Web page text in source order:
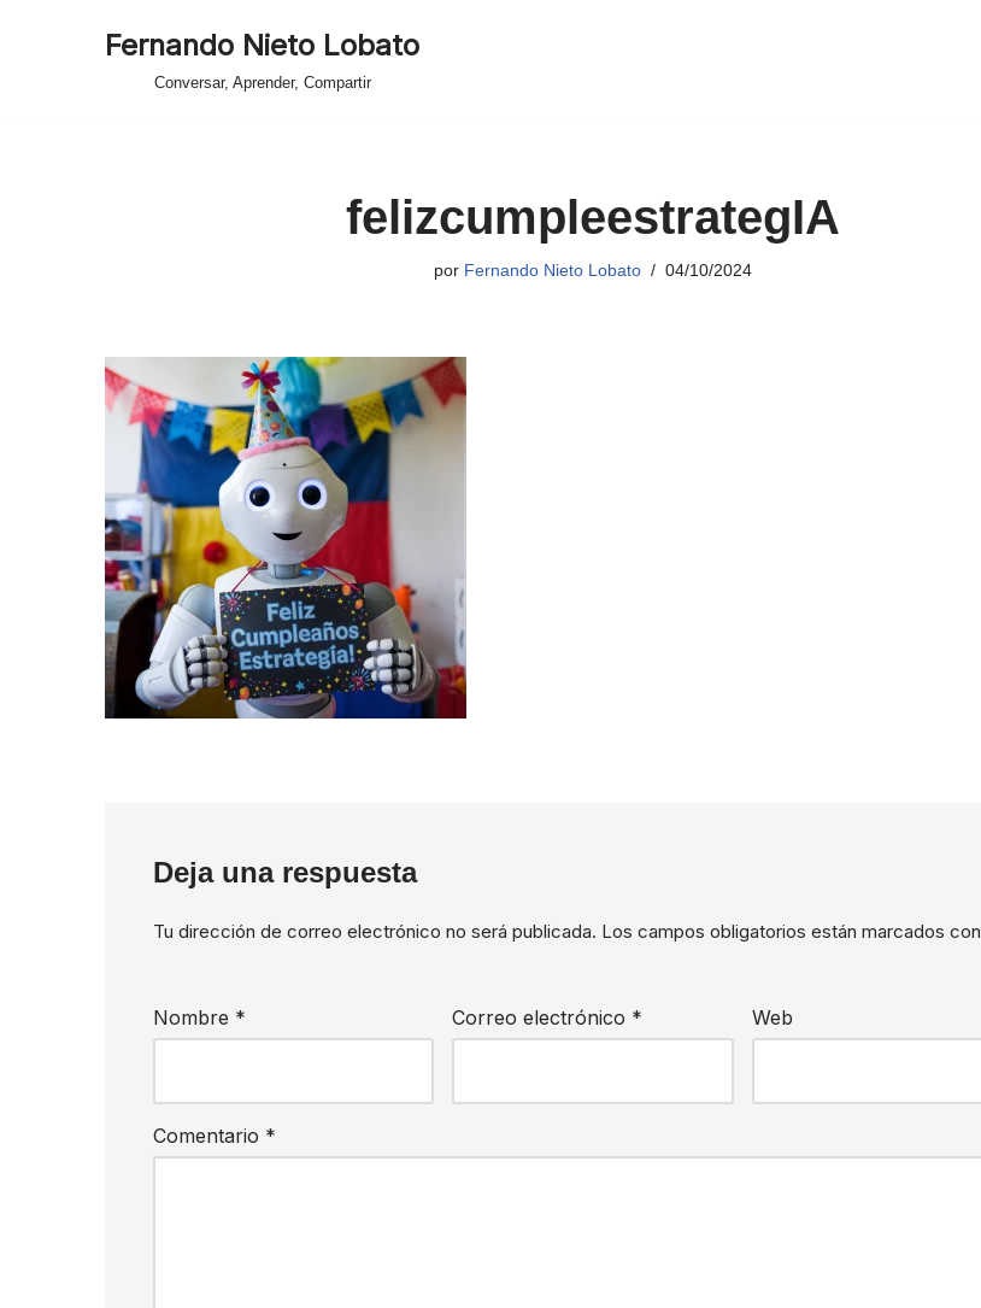
Fernando Nieto Lobato
Conversar, Aprender, Compartir
felizcumpleestrategIA
por Fernando Nieto Lobato 04/10/2024
Deja una respuesta
Tu dirección de correo electrónico no será publicada. Los campos obligatorios están marcados con
Nombre * Correo electrónico * Web
Comentario *